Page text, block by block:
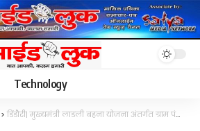
Technology
> डिंडौरी| मुख्यमंत्री लाडली बहना योजना अंतर्गत ग्राम पंचायतों और पंजीयन केंद्रों का तहसीलदार ने किया औचक निरीक्षण…